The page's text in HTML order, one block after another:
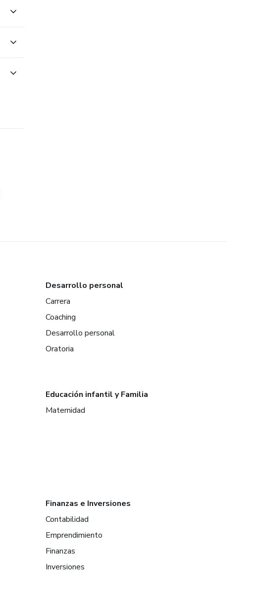
Desarrollo personal
Carrera
Coaching
Desarrollo personal
Oratoria
Educación infantil y Familia
Maternidad
Finanzas e Inversiones
Contabilidad
Emprendimiento
Finanzas
Inversiones